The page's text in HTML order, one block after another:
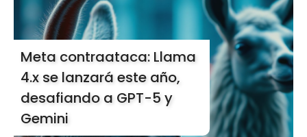
Meta contraataca: Llama
4.x se lanzará este año,
desafiando a GPT-5 y
Gemini